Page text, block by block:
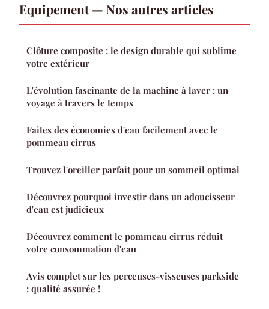
Equipement — Nos autres articles
Clôture composite : le design durable qui sublime
votre extérieur
L'évolution fascinante de la machine à laver : un
voyage à travers le temps
Faites des économies d'eau facilement avec le
pommeau cirrus
Trouvez l'oreiller parfait pour un sommeil optimal
Découvrez pourquoi investir dans un adoucisseur
d'eau est judicieux
Découvrez comment le pommeau cirrus réduit
votre consommation d'eau
Avis complet sur les perceuses-visseuses parkside
: qualité assurée !